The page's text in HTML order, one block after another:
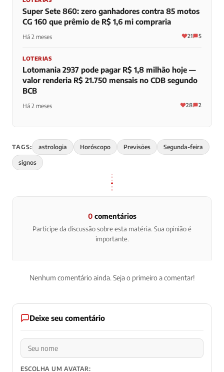
Super Sete 860: zero ganhadores contra 85 motos
CG 160 que prêmio de R$ 1,6 mi compraria
Há 2 meses 21 5
LOTERIAS
Lotomania 2937 pode pagar R$ 1,8 milhão hoje —
valor renderia R$ 21.750 mensais no CDB segundo
BCB
Há 2 meses 28 2
TAGS: astrologia Horóscopo Previsões Segunda-feira
signos
0comentários
Participe da discussão sobre esta matéria. Sua opinião é
importante.
Nenhum comentário ainda. Seja o primeiro a comentar!
Deixe seu comentário
ESCOLHA UM AVATAR: